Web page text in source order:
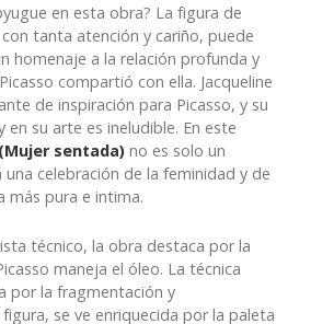
en esta obra? La figura de
tanta atención y cariño, puede
homenaje a la relación profunda y
compartió con ella. Jacqueline
de inspiración para Picasso, y su
en su arte es ineludible. En este
sentada) no es solo un
celebración de la feminidad y de
más pura e intima.
técnico, la obra destaca por la
maneja el óleo. La técnica
por la fragmentación y
se ve enriquecida por la paleta